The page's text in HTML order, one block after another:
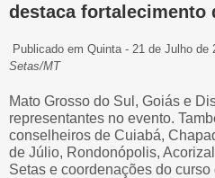
destaca fortalecimento
Publicado em Quinta - 21 de Julho de
Setas/MT
Mato Grosso do Sul, Goiás e
representantes no evento.
conselheiros de Cuiabá,
de Júlio, Rondonópolis,
Setas e coordenações do